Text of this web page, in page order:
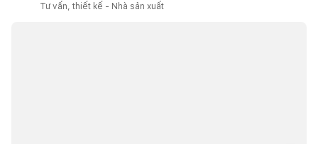
Tư vấn, thiết kế - Nhà sản xuất